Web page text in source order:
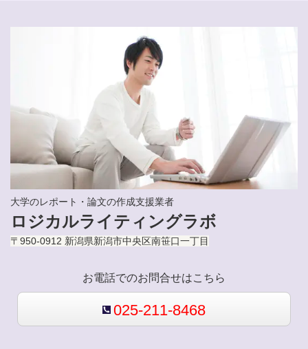
大学のレポート・論文の作成支援業者
ロジカルライティングラボ
〒950-0912 新潟県新潟市中央区南笹口一丁目
お電話でのお問合せはこちら
025-211-8468